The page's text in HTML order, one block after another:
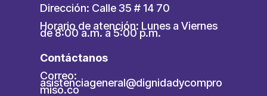
Dirección: Calle 35 # 14 70
Horario de atención: Lunes a Viernes
de 8:00 a.m. a 5:00 p.m.
Contáctanos
Correo:
asistenciageneral@dignidadycompro
miso.co